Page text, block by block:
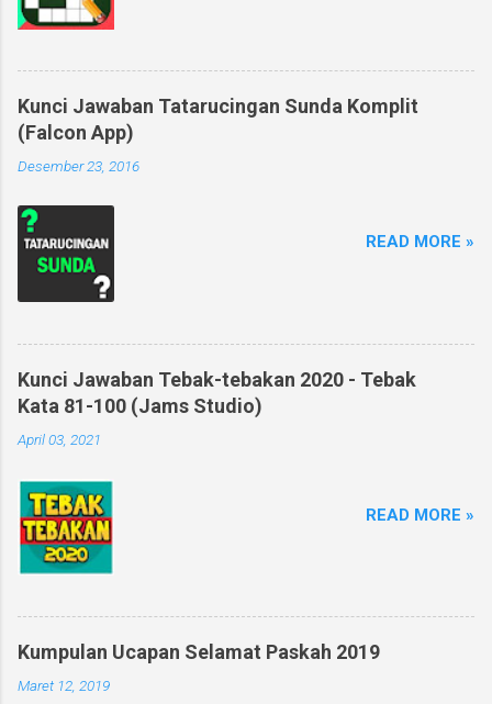
Kunci Jawaban Tatarucingan Sunda Komplit
(Falcon App)
Desember 23, 2016
READ MORE »
Kunci Jawaban Tebak-tebakan 2020 - Tebak
Kata 81-100 (Jams Studio)
April 03, 2021
READ MORE »
Kumpulan Ucapan Selamat Paskah 2019
Maret 12, 2019